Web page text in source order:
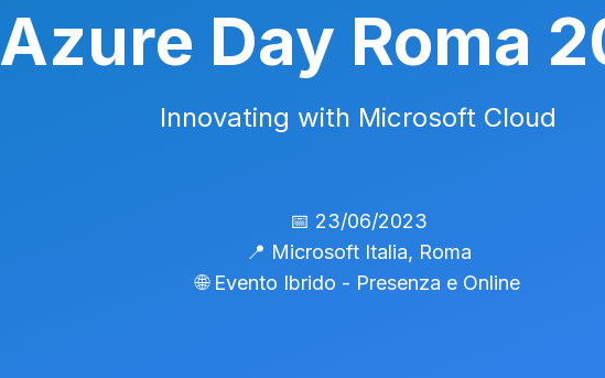
Azure Day Roma
Innovating with Microsoft Cloud
📅 23/06/2023
📍 Microsoft Italia, Roma
🌐 Evento Ibrido - Presenza e Online